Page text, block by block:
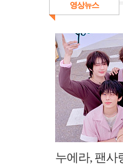
영상뉴스
누에라, 팬사